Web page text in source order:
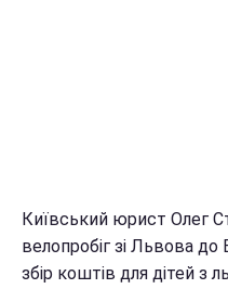
Київський юрист Олег
велопробіг зі Львова
збір коштів для дітей з